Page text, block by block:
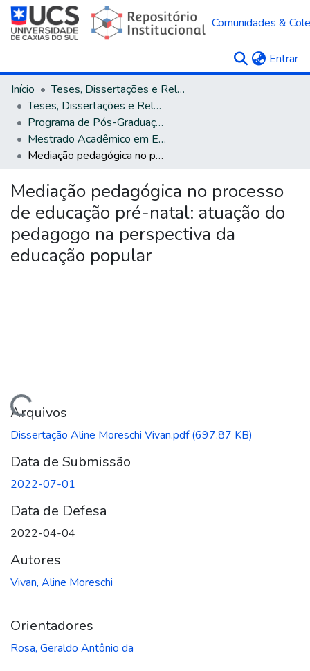
Comunidades &
Entrar
Início
Teses, Dissertações e Relatórios
Teses, Dissertações e Relatórios defendidos na UCS
Programa de Pós-Graduação em Educação
Mestrado Acadêmico em Educação
Mediação pedagógica no processo de educação pré-natal: atuação do pedagogo na perspectiva da educação popular
Mediação pedagógica no processo
de educação pré-natal: atuação do
pedagogo na perspectiva da
educação popular
Arquivos
Dissertação Aline Moreschi Vivan.pdf(697.87 KB)
Data de Submissão
2022-07-01
Data de Defesa
2022-04-04
Autores
Vivan, Aline Moreschi
Orientadores
Rosa, Geraldo Antônio da